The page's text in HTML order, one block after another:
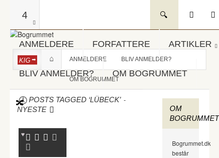
4
ANMELDERE FORFATTERE ARTIKLER
BLIV ANMELDER? OM BOGRUMMET
KIG ANMELDERE BLIV ANMELDER?
OM BOGRUMMET
POSTS TAGGED ‘LÜBECK’ -
NYESTE
OM
BOGRUMMET
Bogrummet.dk
består